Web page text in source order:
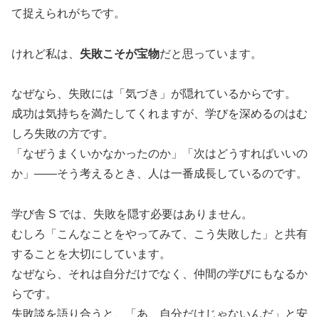
て捉えられがちです。
けれど私は、 失敗こそが宝物だと思っています。
なぜなら、失敗には「気づき」が隠れているからです。
成功は気持ちを満たしてくれますが、学びを深めるのはむ
しろ失敗の方です。
「なぜうまくいかなかったのか」「次はどうすればいいの
か」——そう考えるとき、人は一番成長しているのです。
学び舎 S では、失敗を隠す必要はありません。
むしろ「こんなことをやってみて、こう失敗した」と共有
することを大切にしています。
なぜなら、それは自分だけでなく、仲間の学びにもなるか
らです。
失敗談を語り合うと、「あ、自分だけじゃないんだ」と安